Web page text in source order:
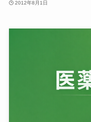
2012年8月1日